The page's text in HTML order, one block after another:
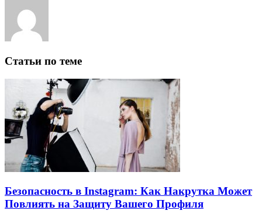
Статьи по теме
Безопасность в Instagram: Как Накрутка Может
Повлиять на Защиту Вашего Профиля